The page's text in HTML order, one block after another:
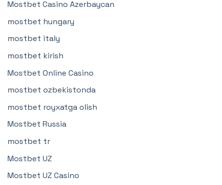
Mostbet Casino Azerbaycan
mostbet hungary
mostbet italy
mostbet kirish
Mostbet Online Casino
mostbet ozbekistonda
mostbet royxatga olish
Mostbet Russia
mostbet tr
Mostbet UZ
Mostbet UZ Casino